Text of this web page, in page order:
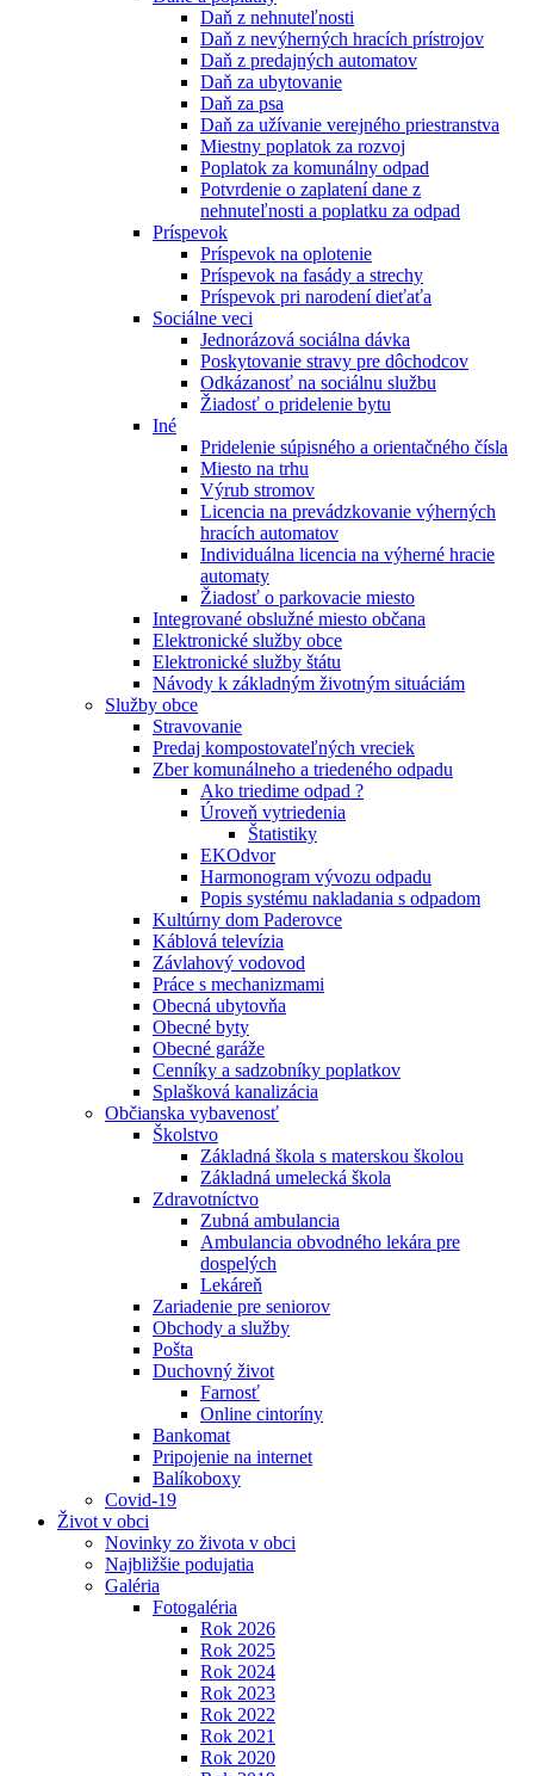
Daň z nehnuteľnosti
Daň z nevýherných hracích prístrojov
Daň z predajných automatov
Daň za ubytovanie
Daň za psa
Daň za užívanie verejného priestranstva
Miestny poplatok za rozvoj
Poplatok za komunálny odpad
Potvrdenie o zaplatení dane z
nehnuteľnosti a poplatku za odpad
Príspevok
Príspevok na oplotenie
Príspevok na fasády a strechy
Príspevok pri narodení dieťaťa
Sociálne veci
Jednorázová sociálna dávka
Poskytovanie stravy pre dôchodcov
Odkázanosť na sociálnu službu
Žiadosť o pridelenie bytu
Iné
Pridelenie súpisného a orientačného čísla
Miesto na trhu
Výrub stromov
Licencia na prevádzkovanie výherných
hracích automatov
Individuálna licencia na výherné hracie
automaty
Žiadosť o parkovacie miesto
Integrované obslužné miesto občana
Elektronické služby obce
Elektronické služby štátu
Návody k základným životným situáciám
Služby obce
Stravovanie
Predaj kompostovateľných vreciek
Zber komunálneho a triedeného odpadu
Ako triedime odpad ?
Úroveň vytriedenia
Štatistiky
EKOdvor
Harmonogram vývozu odpadu
Popis systému nakladania s odpadom
Kultúrny dom Paderovce
Káblová televízia
Závlahový vodovod
Práce s mechanizmami
Obecná ubytovňa
Obecné byty
Obecné garáže
Cenníky a sadzobníky poplatkov
Splašková kanalizácia
Občianska vybavenosť
Školstvo
Základná škola s materskou školou
Základná umelecká škola
Zdravotníctvo
Zubná ambulancia
Ambulancia obvodného lekára pre
dospelých
Lekáreň
Zariadenie pre seniorov
Obchody a služby
Pošta
Duchovný život
Farnosť
Online cintoríny
Bankomat
Pripojenie na internet
Balíkoboxy
Covid-19
Život v obci
Novinky zo života v obci
Najbližšie podujatia
Galéria
Fotogaléria
Rok 2026
Rok 2025
Rok 2024
Rok 2023
Rok 2022
Rok 2021
Rok 2020